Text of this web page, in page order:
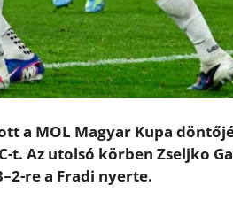
a MOL Magyar Kupa
t. Az utolsó körben Zseljko
re a Fradi nyerte.